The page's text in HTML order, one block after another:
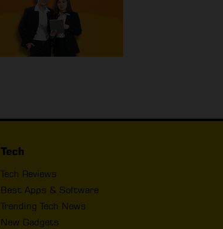
Tech
Tech Reviews
Best Apps & Software
Trending Tech News
New Gadgets